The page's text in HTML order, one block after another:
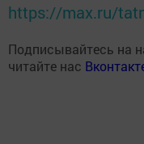
https://max.ru/
Подписывайтесь на
читайте нас